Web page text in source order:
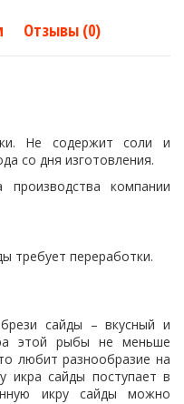
Отзывы (0)
Не содержит соли и
со дня изготовления.
компании
требует переработки.
сайды – вкусный и
этой рыбы не меньше
любит разнообразие на
сайды поступает в
икру сайды можно